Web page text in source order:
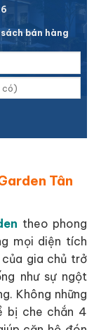
bán hàng
Tân
theo phong
mọi diện tích
của gia chủ trở
như sự ngột
Không những
bị che chắn 4